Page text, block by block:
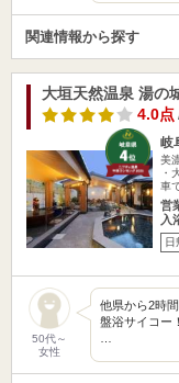
関連情報から探す
大垣天然温泉 湯の
4.0点
岐
美
・
車
営
入
日
50代～
女性
他県から2時
盤浴サイコ